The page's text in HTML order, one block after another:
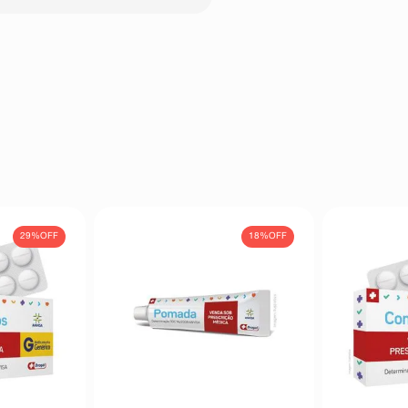
oral 250mg/5mL, conforme o
vezes ao dia ou 5,0mL, duas
vezes ao dia ou 10,0mL, duas
vezes ao dia ou 10,0mL, duas
vezes ao dia ou 20,0mL, duas
a dosagem caso a função renal
à empresa através do seu
29%OFF 18%OFF